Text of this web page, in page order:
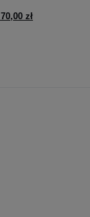
70,00 zł